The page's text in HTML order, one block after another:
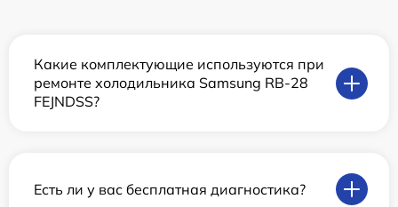
Какие комплектующие используются при
ремонте холодильника Samsung RB-28
FEJNDSS?
Есть ли у вас бесплатная диагностика?